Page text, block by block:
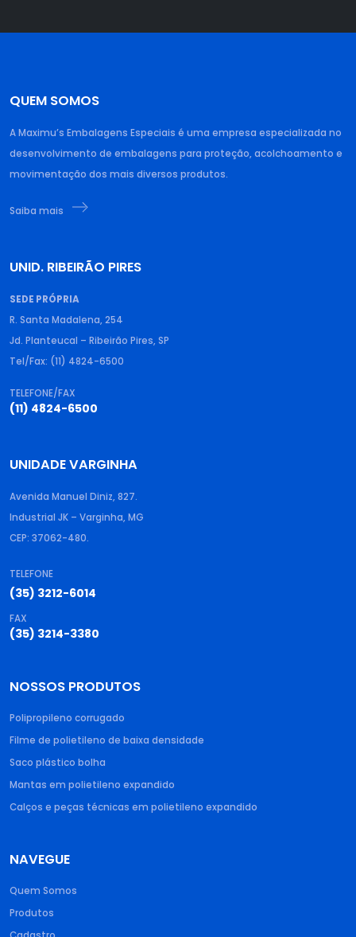
QUEM SOMOS
A Maximu’s Embalagens Especiais é uma empresa especializada no
desenvolvimento de embalagens para proteção, acolchoamento e
movimentação dos mais diversos produtos.
Saiba mais
UNID. RIBEIRÃO PIRES
SEDE PRÓPRIA
R. Santa Madalena, 254
Jd. Planteucal – Ribeirão Pires, SP
Tel/Fax: (11) 4824-6500
TELEFONE/FAX
(11) 4824-6500
UNIDADE VARGINHA
Avenida Manuel Diniz, 827.
Industrial JK – Varginha, MG
CEP: 37062-480.
TELEFONE
(35) 3212-6014
FAX
(35) 3214-3380
NOSSOS PRODUTOS
Polipropileno corrugado​
Filme de polietileno de baixa densidade​
Saco plástico bolha​
Mantas em polietileno expandido​
Calços e peças técnicas em polietileno expandido
NAVEGUE
Quem Somos
Produtos